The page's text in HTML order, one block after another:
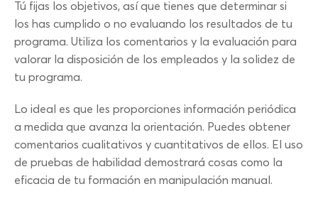
Tú fijas los objetivos, así que tienes que determinar si
los has cumplido o no evaluando los resultados de tu
programa. Utiliza los comentarios y la evaluación para
valorar la disposición de los empleados y la solidez de
tu programa.
Lo ideal es que les proporciones información periódica
a medida que avanza la orientación. Puedes obtener
comentarios cualitativos y cuantitativos de ellos. El uso
de pruebas de habilidad demostrará cosas como la
eficacia de tu formación en manipulación manual.